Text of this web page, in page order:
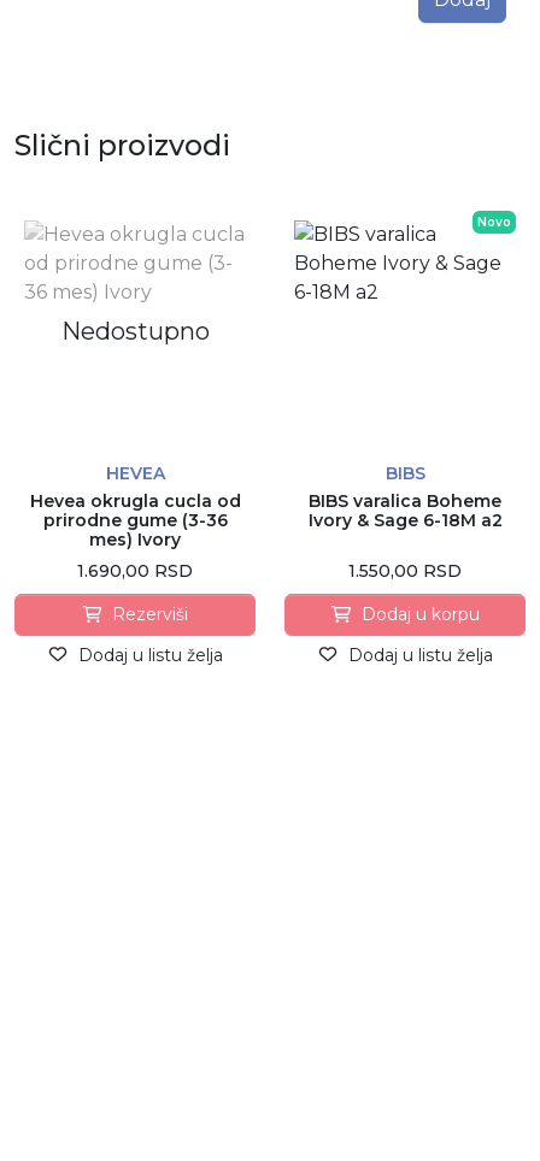
Slični proizvodi
Nedostupno
HEVEA
Hevea okrugla cucla od
prirodne gume (3-36
mes) Ivory
1.690,00 RSD
Rezerviši
Dodaj u listu želja
Novo
BIBS
BIBS varalica Boheme
Ivory & Sage 6-18M a2
1.550,00 RSD
Dodaj u korpu
Dodaj u listu želja